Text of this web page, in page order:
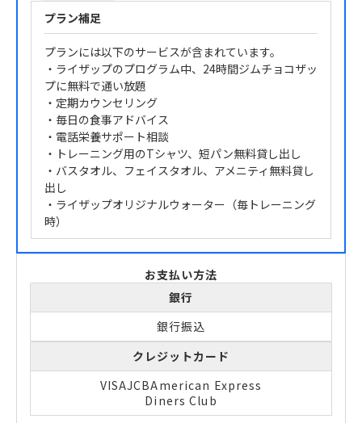
プラン補足
プランには以下のサービスが含まれています。
・ライザップのプログラム中、24時間ジムチョコザッ
プに無料で通い放題
・定期カウンセリング
・毎日の食事アドバイス
・電話栄養サポート相談
・トレーニング用のTシャツ、短パン無料貸し出し
・バスタオル、フェイスタオル、アメニティ無料貸し
出し
・ライザップオリジナルウォーター（毎トレーニング
時）
お支払い方法
銀行
銀行振込
クレジットカード
VISAJCBAmerican Express
Diners Club